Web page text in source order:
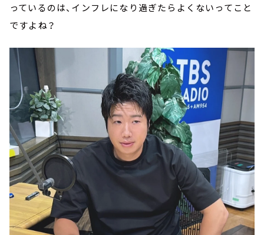
っているのは、インフレになり過ぎたらよくないってこと
ですよね？